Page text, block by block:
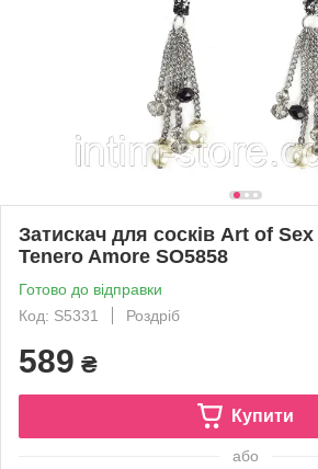
Затискач для сосків Art of
Tenero Amore SO5858
Готово до відправки
Код: S5331
Роздріб
589 ₴
Купити
або